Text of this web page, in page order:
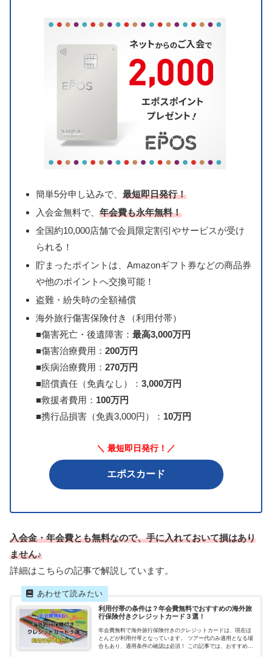
簡単5分申し込みで、 最短即日発行！
入会金無料で、 年会費も永年無料！
全国約10,000店舗で会員限定割引やサービスが受け
られる！
貯まったポイントは、Amazonギフト券などの商品券
や他のポイントへ交換可能！
盗難・紛失時の全額補償
海外旅行傷害保険付き（利用付帯）
■傷害死亡・後遺障害： 最高3,000万円
■傷害治療費用： 200万円
■疾病治療費用： 270万円
■賠償責任（免責なし）： 3,000万円
■救援者費用： 100万円
■携行品損害（免責3,000円）： 10万円
＼ 最短即日発行！／
エポスカード
入会金・年会費とも無料なので、手に入れておいて損はあり
ません♪
詳細はこちらの記事で解説しています。
利用付帯の条件は？年会費無料でおすすめの海外旅
行保険付きクレジットカード３選！
年会費無料で海外旅行保険付きのクレジットカードは、現在ほ
とんどが利用付帯となっています。 ツアー代のみ適用となる場
合もあり、適用条件の確認は必須！ この記事では、おすすめの